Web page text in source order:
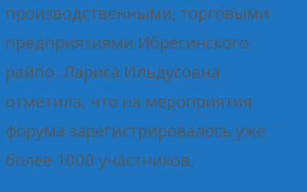
производственными, торговыми
предприятиями Ибресинского
райпо. Лариса Ильдусовна
отметила, что на мероприятия
форума зарегистрировалось уже
более 1000 участников.